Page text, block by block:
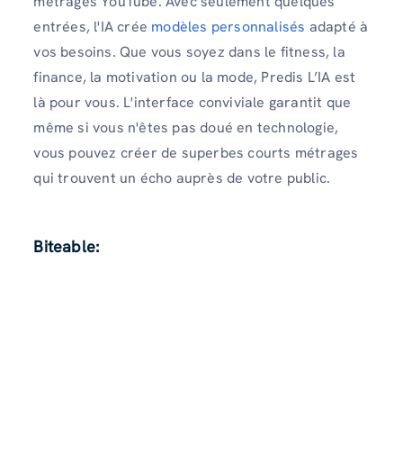
entrées, l'IA crée modèles personnalisés adapté à
vos besoins. Que vous soyez dans le fitness, la
finance, la motivation ou la mode, Predis L’IA est
là pour vous. L'interface conviviale garantit que
même si vous n'êtes pas doué en technologie,
vous pouvez créer de superbes courts métrages
qui trouvent un écho auprès de votre public.
Biteable: